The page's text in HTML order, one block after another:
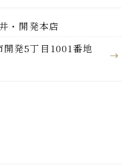
・開発本店
発5丁目1001番地